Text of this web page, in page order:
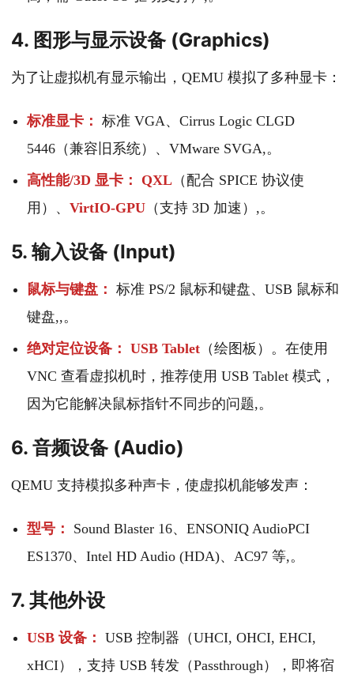
4. 图形与显示设备 (Graphics)
为了让虚拟机有显示输出，QEMU 模拟了多种显卡：
标准显卡： 标准 VGA、Cirrus Logic CLGD
5446（兼容旧系统）、VMware SVGA,。
高性能/3D 显卡：
QXL （配合 SPICE 协议使
用）、 VirtIO-GPU （支持 3D 加速）,。
5. 输入设备 (Input)
鼠标与键盘： 标准 PS/2 鼠标和键盘、USB 鼠标和
键盘,,。
绝对定位设备： USB Tablet （绘图板）。在使用
VNC 查看虚拟机时，推荐使用 USB Tablet 模式，
因为它能解决鼠标指针不同步的问题,。
6. 音频设备 (Audio)
QEMU 支持模拟多种声卡，使虚拟机能够发声：
型号：
Sound Blaster 16、ENSONIQ AudioPCI
ES1370、Intel HD Audio (HDA)、AC97 等,。
7. 其他外设
USB 设备： USB 控制器（UHCI, OHCI, EHCI,
xHCI），支持 USB 转发（Passthrough），即将宿